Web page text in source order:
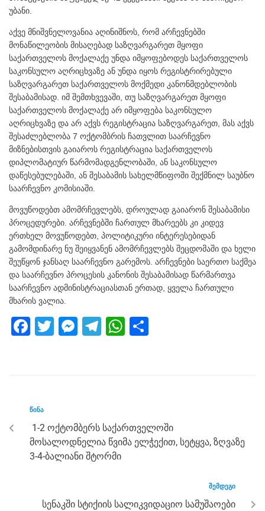
უბანი.
აქვე მნიშვნელოვანია აღინიშნოს, რომ არჩევნებში
მონაწილეობის მისაღებად საზღვარგარეთ მყოფი
საქართველოს მოქალაქე უნდა იმყოფებოდეს საქართველოს
საკონსულო აღრიცხვაზე ან უნდა იყოს რეგისტრირებული
საზღვარგარეთ საქართველოს მოქმედი კანონმდებლობის
შესაბამისად. იმ შემთხვევაში, თუ საზღვარგარეთ მყოფი
საქართველოს მოქალაქე არ იმყოფება საკონსულო
აღრიცხვაზე და არ აქვს რეგისტრაცია საზღვარგარეთ, მას აქვს
შესაძლებლობა 7 ოქტომბრის ჩათვლით საარჩევნო
მიზნებისთვის გაიაროს რეგისტრაცია საქართველოს
დიპლომატიურ წარმომადგენლობაში, ან საკონსულო
დაწესებულებაში, ან შესაბამის სახელმწიფოში შექმნილ საუბნო
საარჩევნო კომისიაში.
მოვუწოდებთ ამომრჩევლებს, დროულად გაიარონ შესაბამისი
პროცედურები. არჩევნებში ჩართულ მხარეებს კი კიდევ
ერთხელ მოვუწოდებთ, პოლიტიკური ინტერესებიდან
გამომდინარე ნუ შეიყვანენ ამომრჩევლებს შეცდომაში და ხელი
შეუწყონ ჯანსაღ საარჩევნო გარემოს. არჩევნები საერთო საქმეა
და საარჩევნო პროცესის კანონის შესაბამისად წარმართვა
საარჩევნო ადმინისტრაციასთან ერთად, ყველა ჩართული
მხარის ვალია.
F
b
o
o
k
T
M
g
er
T
m
W
p
p
ᲬᲘᲜᲐ
1-2 ოქტომბერს საქართველოში
მოსალოდნელია წვიმა ელჭექით, სეტყვა, ზღვაზე
3-4-ბალიანი შტორმი
ᲨᲔᲛᲓᲔᲒᲘ
სენაკში სტიქიის სალიკვიდაციო სამუშაოები